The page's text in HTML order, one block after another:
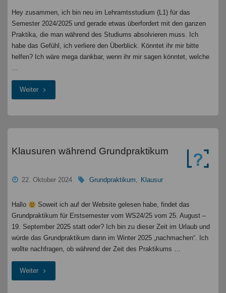
Hey zusammen, ich bin neu im Lehramtsstudium (L1) für das
Semester 2024/2025 und gerade etwas überfordert mit den ganzen
Praktika, die man während des Studiums absolvieren muss. Ich
habe das Gefühl, ich verliere den Überblick. Könntet ihr mir bitte
helfen? Ich wäre mega dankbar, wenn ihr mir sagen könntet, welche
…
Weiter"Fragen
"
Klausuren während Grundpraktikum
22. Oktober 2024 Grundpraktikum, Klausur
Hallo
Soweit ich auf der Website gelesen habe, findet das
Grundpraktikum für Erstsemester vom WS24/25 vom 25. August –
19. September 2025 statt oder? Ich bin zu dieser Zeit im Urlaub und
würde das Grundpraktikum dann im Winter 2025 „nachmachen“. Ich
wollte nachfragen, ob während der Zeit des Praktikums …
Weiter"Klausuren